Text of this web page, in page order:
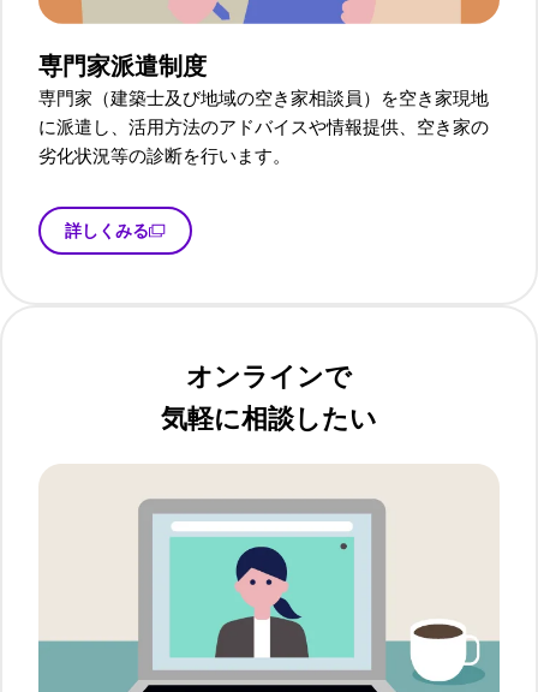
専門家派遣制度
専門家（建築士及び地域の空き家相談員）を空き家現地
に派遣し、活用方法のアドバイスや情報提供、空き家の
劣化状況等の診断を行います。
詳しくみる
オンラインで
気軽に相談したい